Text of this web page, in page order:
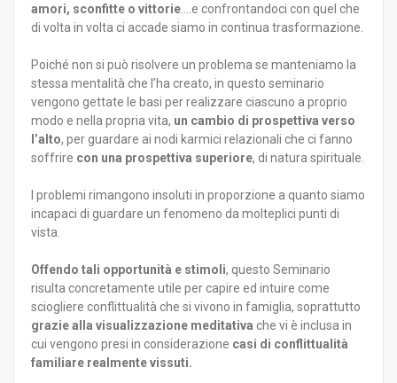
amori, sconfitte o vittorie ....e confrontandoci con quel che
di volta in volta ci accade siamo in continua trasformazione.
Poiché non si può risolvere un problema se manteniamo la
stessa mentalità che l’ha creato, in questo seminario
vengono gettate le basi per realizzare ciascuno a proprio
modo e nella propria vita, un cambio di prospettiva verso
l’alto, per guardare ai nodi karmici relazionali che ci fanno
soffrire con una prospettiva superiore, di natura spirituale.
I problemi rimangono insoluti in proporzione a quanto siamo
incapaci di guardare un fenomeno da molteplici punti di
vista.
Offendo tali opportunità e stimoli, questo Seminario
risulta concretamente utile per capire ed intuire come
sciogliere conflittualità che si vivono in famiglia, soprattutto
grazie alla visualizzazione meditativa che vi è inclusa in
cui vengono presi in considerazione casi di conflittualità
familiare realmente vissuti.